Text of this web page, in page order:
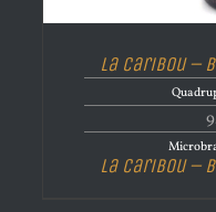
La Caribou –
La Caribou –